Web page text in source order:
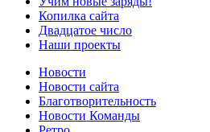
Копилка сайта
Двадцатое число
Наши проекты
Новости
Новости сайта
Благотворительность
Новости Команды